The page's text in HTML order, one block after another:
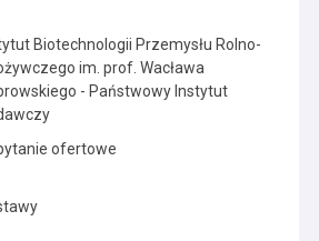
Biotechnologii Przemysłu Rolno-
im. prof. Wacława
- Państwowy Instytut
ofertowe